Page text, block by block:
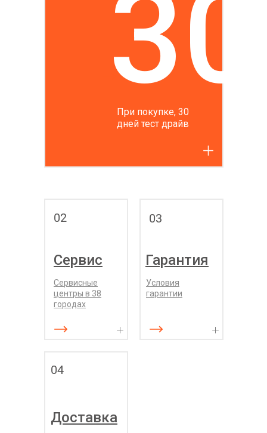
Сервисные
центры в 38
городах
02
Сервис
Условия
гарантии
03
Гарантия
30
04
При покупке, 30
дней тест драйв
Доставка